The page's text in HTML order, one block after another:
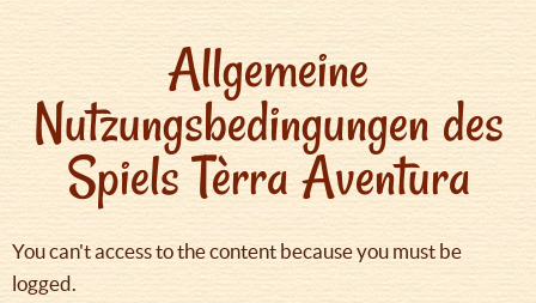
Allgemeine
Nutzungsbedingungen des
Spiels Tèrra Aventura
You can't access to the content because you must be
logged.